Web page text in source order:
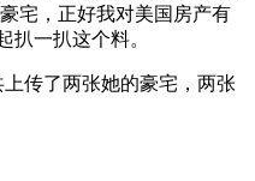
宅，正好我对美国房产有
扒一扒这个料。
传了两张她的豪宅，两张